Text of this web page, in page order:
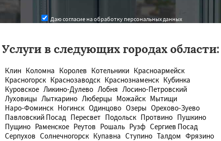
Даю согласие на обработку персональных данных
Услуги в следующих городах области:
Клин Коломна Королев Котельники Красноармейск
Красногорск Краснозаводск Краснознаменск Кубинка
Куровское Ликино-Дулево Лобня Лосино-Петровский
Луховицы Лыткарино Люберцы Можайск Мытищи
Наро-Фоминск Ногинск Одинцово Озеры Орехово-Зуево
Павловский Посад Пересвет Подольск Протвино Пушкино
Пущино Раменское Реутов Рошаль Рузф Сергиев Посад
Серпухов Солнечногорск Купавна Ступино Талдом Фрязино